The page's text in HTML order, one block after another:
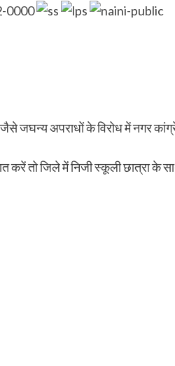
जघन्य अपराधों के विरोध में नगर
तो जिले में निजी स्कूली छात्रा के